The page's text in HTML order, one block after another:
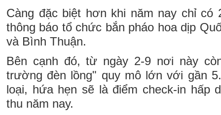
Càng đặc biệt hơn khi năm nay chỉ có
thông báo tổ chức bắn pháo hoa dịp
và Bình Thuận.
Bên cạnh đó, từ ngày 2-9 nơi này
trường đèn lồng" quy mô lớn với gần
loại, hứa hẹn sẽ là điểm check-in hấp
thu năm nay.